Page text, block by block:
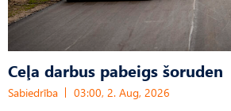
Ceļa darbus pabeigs šoruden
Sabiedrība 03:00, 2. Aug, 2026